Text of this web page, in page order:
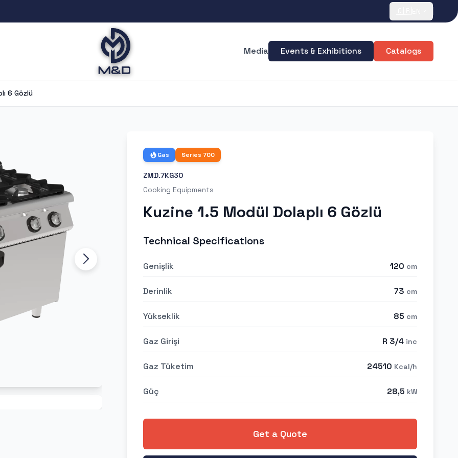
Media Events & Exhibitions Catalogs
6 Gözlü
Gas Series 700
ZMD.7KG30
Cooking Equipments
Kuzine 1.5 Modül Dolaplı 6 Gözlü
Technical Specifications
Genişlik 120 cm
Derinlik 73 cm
Yükseklik 85 cm
Gaz Girişi R 3/4 inc
Gaz Tüketim 24510 Kcal/h
Güç 28,5 kW
Get a Quote